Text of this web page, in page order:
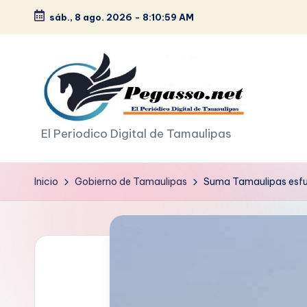
Saltar
contenido
sáb., 8 ago. 2026 - 8:11:00 AM
p
e
g
El Periodico Digital de Tamaulipas
Inicio Gobierno de Tamaulipas Suma Tamaulipas